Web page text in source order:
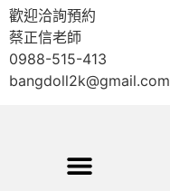
歡迎洽詢預約
蔡正信老師
0988-515-413
bangdoll2k@gmail.com